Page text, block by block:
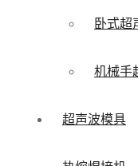
卧式超
机械手
超声波模具